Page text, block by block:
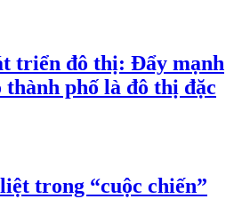
triển đô thị: Đẩy mạnh
thành phố là đô thị đặc
trong “cuộc chiến”